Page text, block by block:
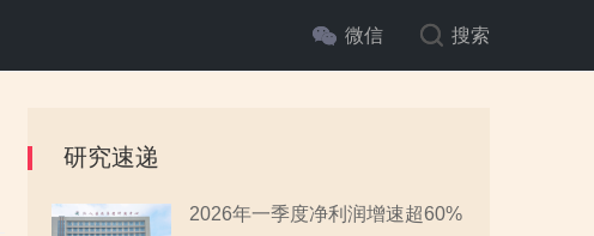
微信 搜索
研究速递
2026年一季度净利润增速超60%